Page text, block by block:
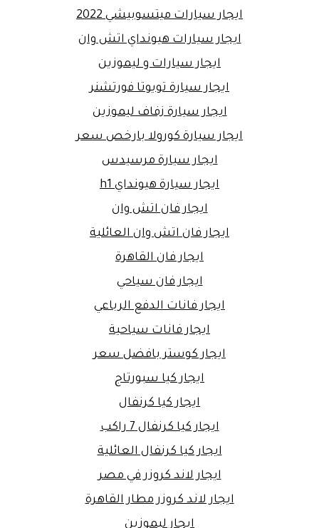
ايجار سيارات ميتسوبيشي 2022
ايجار سيارات هيونداي اتش وان
ايجار سيارات و ليموزين
ايجار سيارة تويوتا فورتشنر
ايجار سيارة زفاف ليموزين
ايجار سيارة كورولا بارخص سعر
ايجار سيارة مرسيدس
ايجار سيارة هيونداي h1
ايجار فان اتش وان
ايجار فان اتش وان العائلية
ايجار فان القاهرة
ايجار فان سياحي
ايجار فانات الدفع الرباعي
ايجار فانات سياحية
ايجار كوستر بافضل سعر
ايجار كيا سبورتاج
ايجار كيا كرنفال
ايجار كيا كرنفال 7 راكب
ايجار كيا كرنفال العائلية
ايجار لاند كروزر في مصر
ايجار لاند كروزر مطار القاهرة
ايجار ليموزين